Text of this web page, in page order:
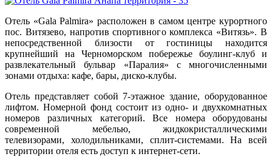
Отель «Gala Palmira» расположен в самом центре курортного
пос. Витязево, напротив спортивного комплекса «Витязь». В
непосредственной близости от гостиницы находится
крупнейший на Черноморском побережье боулинг-клуб и
развлекательный бульвар «Паралия» с многочисленными
зонами отдыха: кафе, бары, диско-клубы.
Отель представляет собой 7-этажное здание, оборудованное
лифтом. Номерной фонд состоит из одно- и двухкомнатных
номеров различных категорий. Все номера оборудованы
современной мебелью, жидкокристаллическими
телевизорами, холодильниками, сплит-системами. На всей
территории отеля есть доступ к интернет-сети.